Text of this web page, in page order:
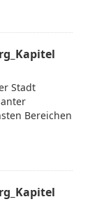
Stadt
Bereichen